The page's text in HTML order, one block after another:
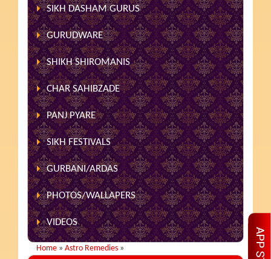
SIKH DASHAM GURUS
GURUDWARE
SHIKH SHIROMANIS
CHAR SAHIBZADE
PANJ PYARE
SIKH FESTIVALS
GURBANI/ARDAS
PHOTOS/WALLAPERS
VIDEOS
Home » Astro Remedies »